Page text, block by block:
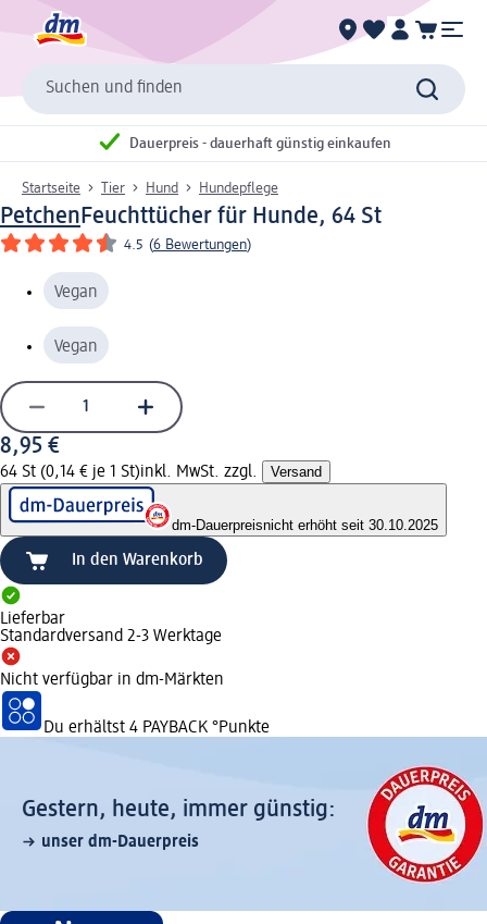
Suchen und finden
Dauerpreis - dauerhaft günstig einkaufen
Startseite Tier Hund Hundepflege
PetchenFeuchttücher für Hunde, 64 St
4.5 (6 Bewertungen)
Vegan
Vegan
8,95 €
64 St (0,14 € je 1 St)inkl. MwSt. zzgl. Versand
dm-Dauerpreisnicht erhöht seit 30.10.2025
In den Warenkorb
Lieferbar
Standardversand 2-3 Werktage
Nicht verfügbar in dm-Märkten
Du erhältst 4 PAYBACK °Punkte
Gestern, heute, immer günstig:
unser dm-Dauerpreis